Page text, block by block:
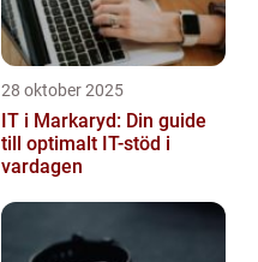
28 oktober 2025
IT i Markaryd: Din guide
till optimalt IT-stöd i
vardagen